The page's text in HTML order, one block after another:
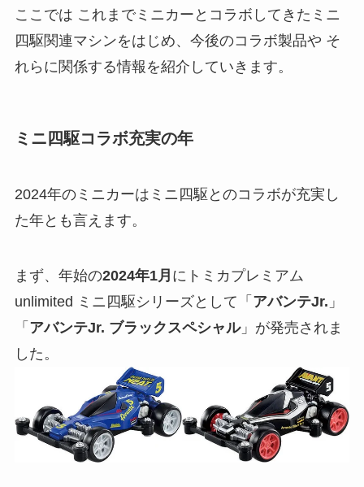
ここでは これまでミニカーとコラボしてきたミニ
四駆関連マシンをはじめ、今後のコラボ製品や そ
れらに関係する情報を紹介していきます。
ミニ四駆コラボ充実の年
2024年のミニカーはミニ四駆とのコラボが充実し
た年とも言えます。
まず、年始の2024年1月 にトミカプレミアム
unlimited ミニ四駆シリーズとして「 アバンテJr. 」
「 アバンテJr. ブラックスペシャル」が発売されま
した。